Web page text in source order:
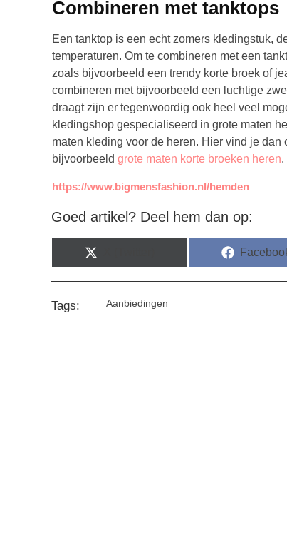
Combineren met tanktops
Een tanktop is een echt zomers kledingstuk,
temperaturen. Om te combineren met een
zoals bijvoorbeeld een trendy korte broek of
combineren met bijvoorbeeld een luchtige
draagt zijn er tegenwoordig ook heel veel
kledingshop gespecialiseerd in grote maten
maten kleding voor de heren. Hier vind je
bijvoorbeeld grote maten korte broeken heren.
https://www.bigmensfashion.nl/hemden
Goed artikel? Deel hem dan op:
Tags: Aanbiedingen